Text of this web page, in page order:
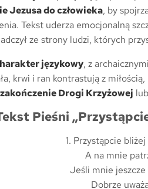
Jezusa do człowieka, by
Tekst uderza emocjonalną
ze strony ludzi, których
językowy, z
krwi i ran kontrastują z
zakończenie Drogi Krzyżowej
Pieśni
1. Przystąpcie
A na mnie
Jeśli mnie jeszcze
Dobrze